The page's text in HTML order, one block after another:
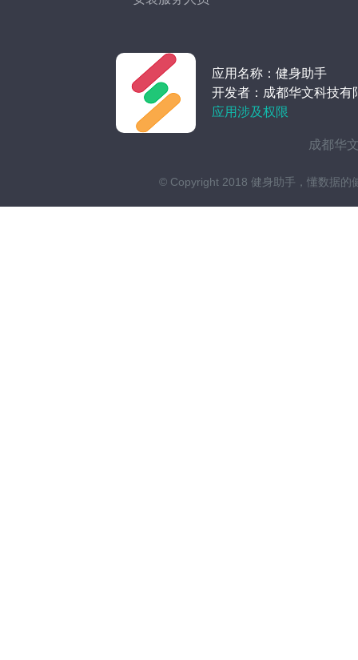
应用名称：健身助手
开发者：成都华文科技有
应用涉及权限
成都华
© Copyright 2018 健身助手，懂数据